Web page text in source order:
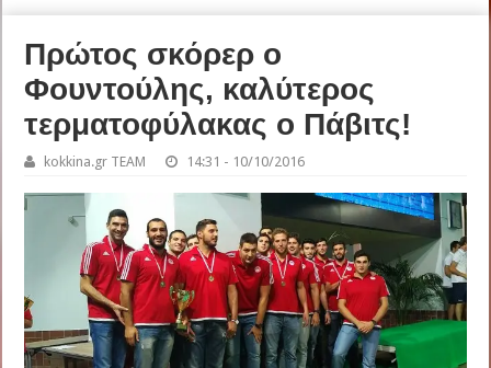
Πρώτος σκόρερ ο
Φουντούλης, καλύτερος
τερματοφύλακας ο Πάβιτς!
kokkina.gr TEAM 14:31 - 10/10/2016